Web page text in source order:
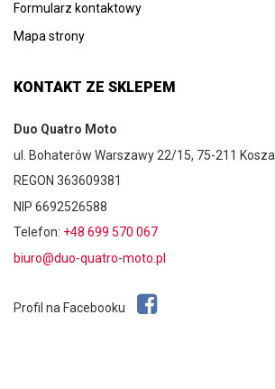
Formularz kontaktowy
Mapa strony
KONTAKT ZE SKLEPEM
Duo Quatro Moto
ul. Bohaterów Warszawy 22/15, 75-211
REGON 363609381
NIP 6692526588
Telefon: +48 699 570 067
biuro@duo-quatro-moto.pl
Profil na Facebooku